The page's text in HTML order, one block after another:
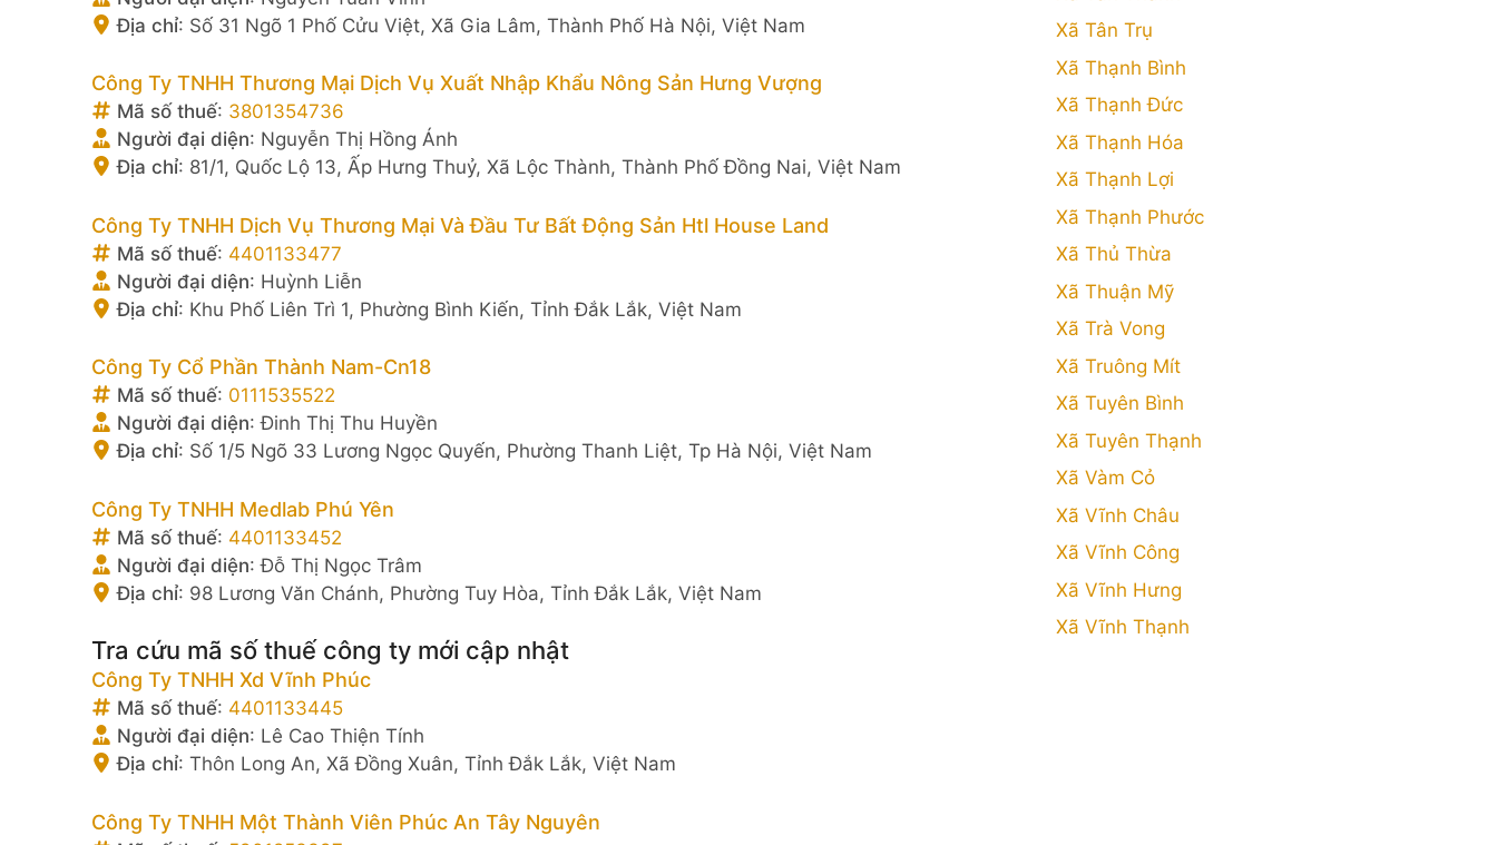
Địa chỉ: Số 31 Ngõ 1 Phố Cửu Việt, Xã Gia Lâm, Thành Phố Hà Nội, Việt Nam
Công Ty TNHH Thương Mại Dịch Vụ Xuất Nhập Khẩu Nông Sản Hưng Vượng
Mã số thuế: 3801354736
Người đại diện: Nguyễn Thị Hồng Ánh
Địa chỉ: 81/1, Quốc Lộ 13, Ấp Hưng Thuỷ, Xã Lộc Thành, Thành Phố Đồng Nai, Việt Nam
Công Ty TNHH Dịch Vụ Thương Mại Và Đầu Tư Bất Động Sản Htl House Land
Mã số thuế: 4401133477
Người đại diện: Huỳnh Liễn
Địa chỉ: Khu Phố Liên Trì 1, Phường Bình Kiến, Tỉnh Đắk Lắk, Việt Nam
Công Ty Cổ Phần Thành Nam-Cn18
Mã số thuế: 0111535522
Người đại diện:Đinh Thị Thu Huyền
Địa chỉ: Số 1/5 Ngõ 33 Lương Ngọc Quyến, Phường Thanh Liệt, Tp Hà Nội, Việt Nam
Công Ty TNHH Medlab Phú Yên
Mã số thuế: 4401133452
Người đại diện:Đỗ Thị Ngọc Trâm
Địa chỉ: 98 Lương Văn Chánh, Phường Tuy Hòa, Tỉnh Đắk Lắk, Việt Nam
Tra cứu mã số thuế công ty mới cập nhật
Công Ty TNHH Xd Vĩnh Phúc
Mã số thuế: 4401133445
Người đại diện: Lê Cao Thiện Tính
Địa chỉ: Thôn Long An, Xã Đồng Xuân, Tỉnh Đắk Lắk, Việt Nam
Công Ty TNHH Một Thành Viên Phúc An Tây Nguyên
Xã Tân Trụ
Xã Thạnh Bình
Xã Thạnh Đức
Xã Thạnh Hóa
Xã Thạnh Lợi
Xã Thạnh Phước
Xã Thủ Thừa
Xã Thuận Mỹ
Xã Trà Vong
Xã Truông Mít
Xã Tuyên Bình
Xã Tuyên Thạnh
Xã Vàm Cỏ
Xã Vĩnh Châu
Xã Vĩnh Công
Xã Vĩnh Hưng
Xã Vĩnh Thạnh